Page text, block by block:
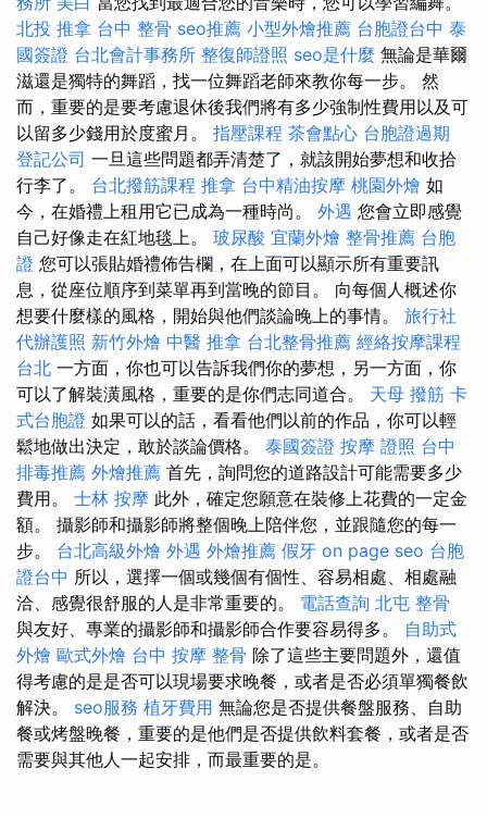
北投 推拿 台中 整骨 seo推薦 小型外燴推薦 台胞證台中 泰
國簽證 台北會計事務所 整復師證照 seo是什麼 無論是華爾
滋還是獨特的舞蹈，找一位舞蹈老師來教你每一步。 然
而，重要的是要考慮退休後我們將有多少強制性費用以及可
以留多少錢用於度蜜月。 指壓課程 茶會點心 台胞證過期
登記公司 一旦這些問題都弄清楚了，就該開始夢想和收拾
行李了。 台北撥筋課程 推拿 台中精油按摩 桃園外燴 如
今，在婚禮上租用它已成為一種時尚。 外遇 您會立即感覺
自己好像走在紅地毯上。 玻尿酸 宜蘭外燴 整骨推薦 台胞
證 您可以張貼婚禮佈告欄，在上面可以顯示所有重要訊
息，從座位順序到菜單再到當晚的節目。 向每個人概述你
想要什麼樣的風格，開始與他們談論晚上的事情。 旅行社
代辦護照 新竹外燴 中醫 推拿 台北整骨推薦 經絡按摩課程
台北 一方面，你也可以告訴我們你的夢想，另一方面，你
可以了解裝潢風格，重要的是你們志同道合。 天母 撥筋 卡
式台胞證 如果可以的話，看看他們以前的作品，你可以輕
鬆地做出決定，敢於談論價格。 泰國簽證 按摩 證照 台中
排毒推薦 外燴推薦 首先，詢問您的道路設計可能需要多少
費用。 士林 按摩 此外，確定您願意在裝修上花費的一定金
額。 攝影師和攝影師將整個晚上陪伴您，並跟隨您的每一
步。 台北高級外燴 外遇 外燴推薦 假牙 on page seo 台胞
證台中 所以，選擇一個或幾個有個性、容易相處、相處融
洽、感覺很舒服的人是非常重要的。 電話查詢 北屯 整骨
與友好、專業的攝影師和攝影師合作要容易得多。 自助式
外燴 歐式外燴 台中 按摩 整骨 除了這些主要問題外，還值
得考慮的是是否可以現場要求晚餐，或者是否必須單獨餐飲
解決。 seo服務 植牙費用 無論您是否提供餐盤服務、自助
餐或烤盤晚餐，重要的是他們是否提供飲料套餐，或者是否
需要與其他人一起安排，而最重要的是。